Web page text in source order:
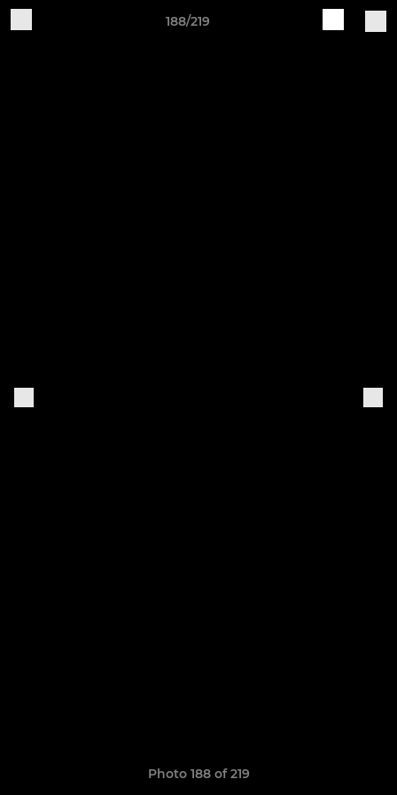
188/219
Photo 188 of 219